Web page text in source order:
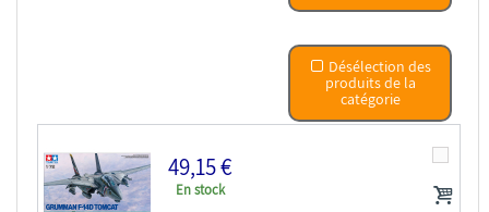
Désélection des
produits de la
catégorie
49,15 €
En stock